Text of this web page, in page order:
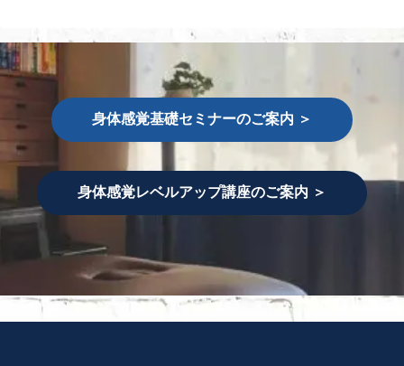
身体感覚基礎セミナーのご案内 ＞
身体感覚レベルアップ講座のご案内 ＞